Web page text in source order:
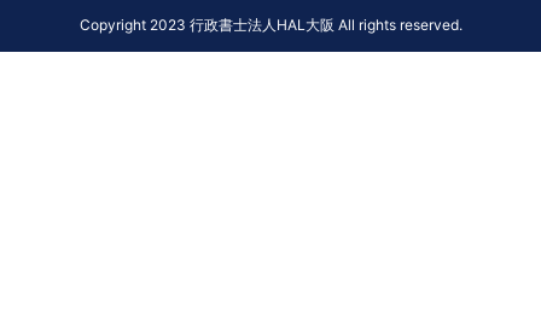
Copyright 2023 行政書士法人HAL大阪 All rights reserved.